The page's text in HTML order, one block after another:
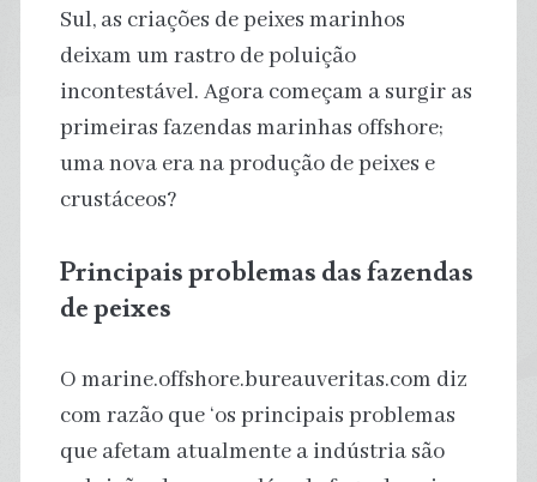
Sul, as criações de peixes marinhos
deixam um rastro de poluição
incontestável. Agora começam a surgir as
primeiras fazendas marinhas offshore;
uma nova era na produção de peixes e
crustáceos?
Principais problemas das fazendas
de peixes
O marine.offshore.bureauveritas.com diz
com razão que ‘os principais problemas
que afetam atualmente a indústria são